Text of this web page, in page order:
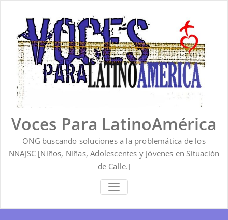
contenido
Voces Para LatinoAmérica
ONG buscando soluciones a la problemática de los
NNAJSC [Niños, Niñas, Adolescentes y Jóvenes en Situación
de Calle.]
ALTERNAR
LA